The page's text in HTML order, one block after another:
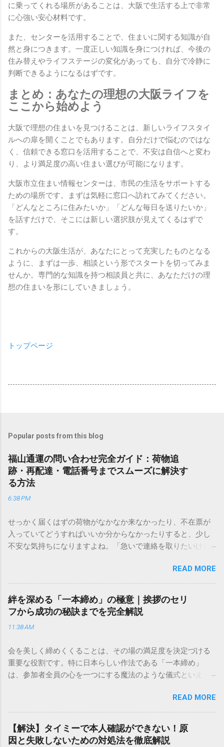
に乗ってくれる場所があることは、大阪で生活する上で非常
に心強い安心材料です。
また、センターを活用することで、住まいに関する知識が自
然と身につきます。一度正しい知識を身につければ、今後の
住み替えやライフステージの変化があっても、自分で冷静に
判断できるようになるはずです。
まとめ：あなたの理想の大阪ライフを
ここから始めよう
大阪で理想の住まいを見つけることは、新しいライフスタイ
ルへの扉を開くことでもあります。自分だけで悩むのではな
く、信頼できる窓口を活用することで、不安は自信へと変わ
り、より満足度の高い住まい選びが可能になります。
大阪市立住まい情報センターは、市民の生活をサポートする
ための場所です。まずは気軽に窓口へ訪れてみてください。
「どんなところに住みたいか」「どんな毎日を送りたいか」
を話すだけで、そこには新しい選択肢が見えてくるはずで
す。
これからの大阪生活が、あなたにとって充実したものとなる
ように、まずは一歩、相談という形でスタートを切ってみま
せんか。専門的な知識を持つ相談員と共に、あなただけの理
想の住まいを形にしていきましょう。
トップページ
Popular posts from this blog
福山通運の問い合わせ完全ガイド：荷物追
跡・再配達・電話番号までスムーズに解決す
る方法
6:38 PM
せっかく届くはずの荷物がなかなか来なかったり、不在票が
入っていてどうすればいいか分からなかったりすると、少し
不安な気持ちになりますよね。「急いで連絡を取りたいけれ
きできる？」といった疑問を抱える方も多いはずです。 福山
通運は企業間物流のイメージが強いかもしれませんが、個人
向けの宅配サービスも非常に充実しています。大切なのは、
目的に合わせた適切な連絡先を選ぶことです。この記事で
は、荷物の追跡確認から営業所への電話連絡、再配達の依頼
手順まで、初めての方でも迷わずに解決できる方法を詳しく
本全国に広範なネットワークを持つ大手運送会社です。特に
重量物や大型の荷物、そして企業間の輸送において圧倒的な
実績を誇ります。 個人で利用する場合、他の宅配業者と少し
いう特徴があります。地域に密着した各拠点が配送をコント
ロールしているため、現場の状況に合わせた柔軟な相談がし
やすいのがメリットです。まずは、今抱えている悩みがどの
サービスで解決できるかを確認していきましょう。 1. 荷物の
READ MORE
絆を深める「一本締め」の極意｜挨拶のセリ
フから成功の秘訣までを完全解説
11:38 AM
会を美しく締めくくることは、その場の満足度を決定づける
重要な役割です。特に日本らしい作法である「一本締め」
は、参加者全員の心を一つにする魔法のような儀式といえる
「手拍子のリズムに自信がない」と不安を感じる方も多いは
ずです。この記事では、ビジネスからカジュアルな集まりま
で、どのような場面でも堂々と立ち振る舞えるための「一本
締め」の作法を、基礎知識から具体的なセリフ例まで丁寧に
READ MORE
【解決】タイミーで本人確認ができない！原
因と失敗しないための対処法を徹底解説